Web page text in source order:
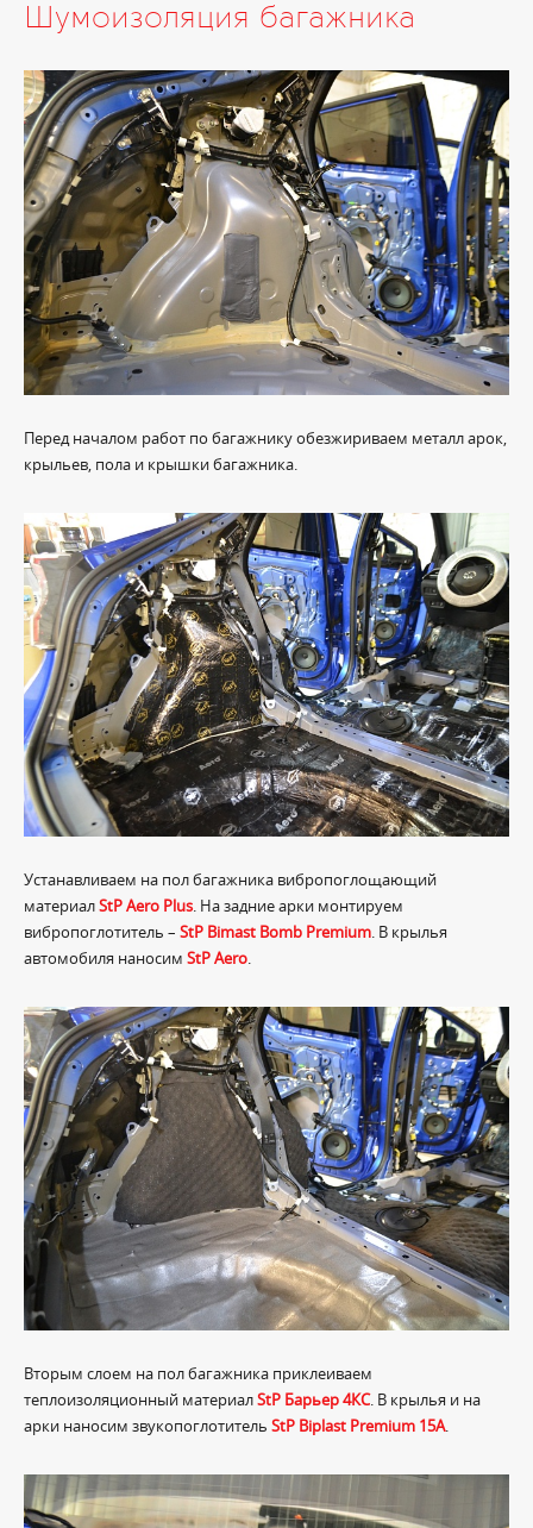
Шумоизоляция багажника
Перед началом работ по багажнику обезжириваем металл арок,
крыльев, пола и крышки багажника.
Устанавливаем на пол багажника вибропоглощающий
материалStP Aero Plus. На задние арки монтируем
вибропоглотитель – StP Bimast Bomb Premium. В крылья
автомобиля наносим StP Aero.
Вторым слоем на пол багажника приклеиваем
теплоизоляционный материалStP Барьер 4КС. В крылья и на
арки наносим звукопоглотитель StP Biplast Premium 15A.